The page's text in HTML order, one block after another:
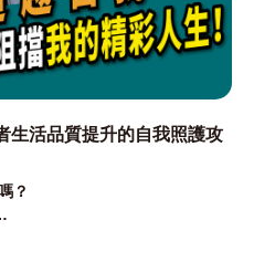
生活品質提升的自我照護攻
？